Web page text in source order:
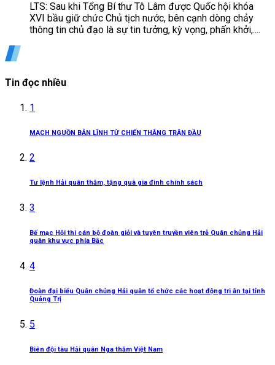
LTS: Sau khi Tổng Bí thư Tô Lâm được Quốc hội khóa
XVI bầu giữ chức Chủ tịch nước, bên cạnh dòng chảy
thông tin chủ đạo là sự tin tưởng, kỳ vọng, phấn khởi,....
Tin đọc nhiều
1
MẠCH NGUỒN BẢN LĨNH TỪ CHIẾN THẮNG TRẬN ĐẦU
2
Tư lệnh Hải quân thăm, tặng quà gia đình chính sách
3
Bế mạc Hội thi cán bộ đoàn giỏi và tuyên truyền viên trẻ Quân chủng Hải
quân khu vực phía Bắc
4
Đoàn đại biểu Quân chủng Hải quân tổ chức các hoạt động tri ân tại tỉnh
Quảng Trị
5
Biên đội tàu Hải quân Nga thăm Việt Nam